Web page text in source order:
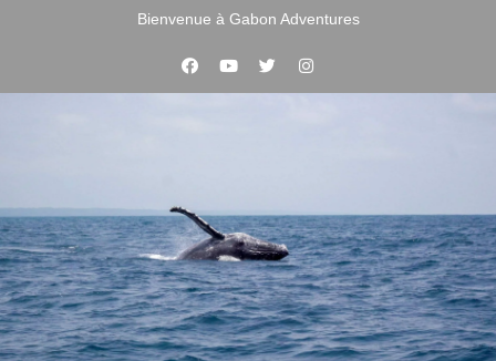
Bienvenue à Gabon Adventures